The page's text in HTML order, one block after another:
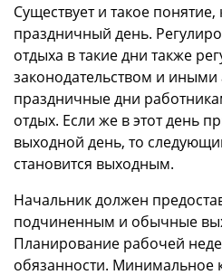
Существует и такое
праздничный день.
отдыха в такие дни также
законодательством и иными
праздничные дни
отдых. Если же в этот день
выходной день, то
становится выходным.
Начальник должен
подчиненным и обычные
Планирование рабочей
обязанности. Минимальное